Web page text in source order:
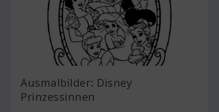
Ausmalbilder: Disney
Prinzessinnen